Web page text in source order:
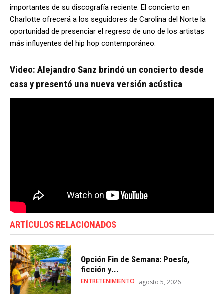
importantes de su discografía reciente. El concierto en
Charlotte ofrecerá a los seguidores de Carolina del Norte la
oportunidad de presenciar el regreso de uno de los artistas
más influyentes del hip hop contemporáneo.
Video: Alejandro Sanz brindó un concierto desde
casa y presentó una nueva versión acústica
ARTÍCULOS RELACIONADOS
Opción Fin de Semana: Poesía,
ficción y...
ENTRETENIMIENTO agosto 5, 2026